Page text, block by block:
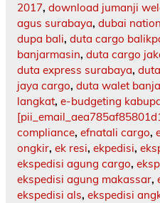
2017, download jumanji
agus surabaya, dubai
dupa bali, duta cargo
banjarmasin, duta cargo
duta express surabaya,
jaya cargo, duta walet
langkat, e-budgeting
compliance, efnatali cargo,
ongkir, ek resi, ekpedisi,
ekspedisi agung cargo,
ekspedisi agung makassar,
ekspedisi als, ekspedisi